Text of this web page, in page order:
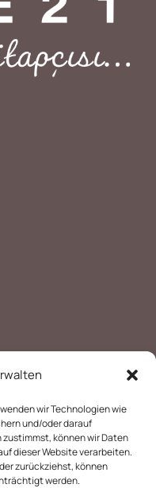
wir Technologien wie
und/oder darauf
können wir Daten
dieser Website verarbeiten.
zurückziehst, können
werden.